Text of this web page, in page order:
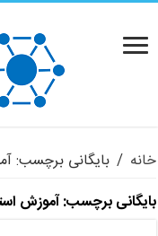
خانه / بایگانی برچسب:
بایگانی برچسب:آموزش